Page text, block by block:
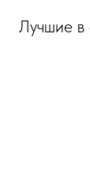
Лучшие в